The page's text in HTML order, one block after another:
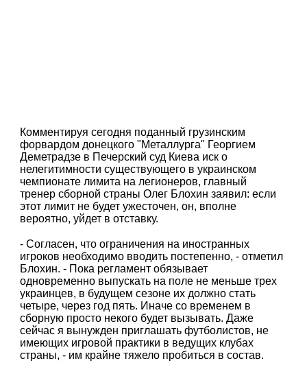
Комментируя сегодня поданный грузинским
форвардом донецкого "Металлурга" Георгием
Деметрадзе в Печерский суд Киева иск о
нелегитимности существующего в украинском
чемпионате лимита на легионеров, главный
тренер сборной страны Олег Блохин заявил: если
этот лимит не будет ужесточен, он, вполне
вероятно, уйдет в отставку.
- Согласен, что ограничения на иностранных
игроков необходимо вводить постепенно, - отметил
Блохин. - Пока регламент обязывает
одновременно выпускать на поле не меньше трех
украинцев, в будущем сезоне их должно стать
четыре, через год пять. Иначе со временем в
сборную просто некого будет вызывать. Даже
сейчас я вынужден приглашать футболистов, не
имеющих игровой практики в ведущих клубах
страны, - им крайне тяжело пробиться в состав.